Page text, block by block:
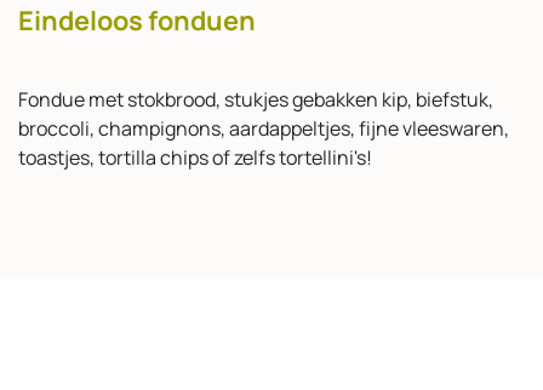
Eindeloos fonduen
Fondue met stokbrood, stukjes gebakken kip, biefstuk,
broccoli, champignons, aardappeltjes, fijne vleeswaren,
toastjes, tortilla chips of zelfs tortellini's!